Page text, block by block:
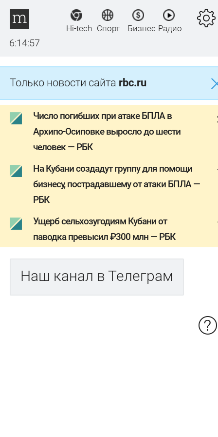
6:14:57
Hi-tech Спорт Бизнес Радио
Только новости сайта rbc.ru
Число погибших при атаке БПЛА в
Архипо-Осиповке выросло до шести
человек — РБК
На Кубани создадут группу для помощи
бизнесу, пострадавшему от атаки БПЛА —
РБК
Ущерб сельхозугодиям Кубани от
паводка превысил ₽300 млн — РБК
Наш канал в Телеграм